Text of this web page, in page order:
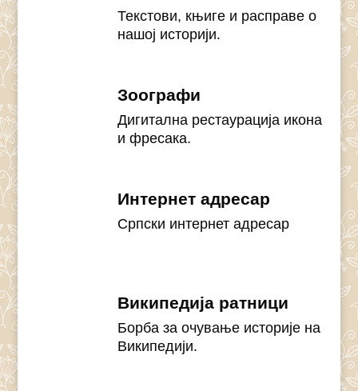
Текстови, књиге и расправе о
нашој историји.
Зоографи
Дигитална рестаурација икона
и фресака.
Интернет адресар
Српски интернет адресар
Википедија ратници
Борба за очување историје на
Википедији.